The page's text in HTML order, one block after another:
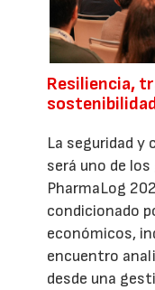
Resiliencia,
La seguridad
será uno de
PharmaLog
condicionado
económicos,
encuentro
desde una